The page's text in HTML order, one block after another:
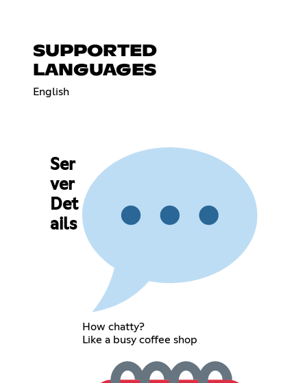
SUPPORTED
LANGUAGES
English
Ser
ver
Det
ails
How chatty?
Like a busy coffee shop